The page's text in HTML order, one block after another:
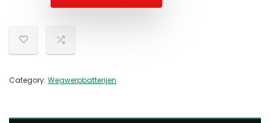
Category: Wegwerpbatterijen